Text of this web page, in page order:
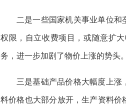
二是一些国家机关事业单位
权限，自立收费项目，或随意扩
务，进一步加剧了物价上涨的势头。
三是基础产品价格大幅度上
料价格也大部分放开，生产资料